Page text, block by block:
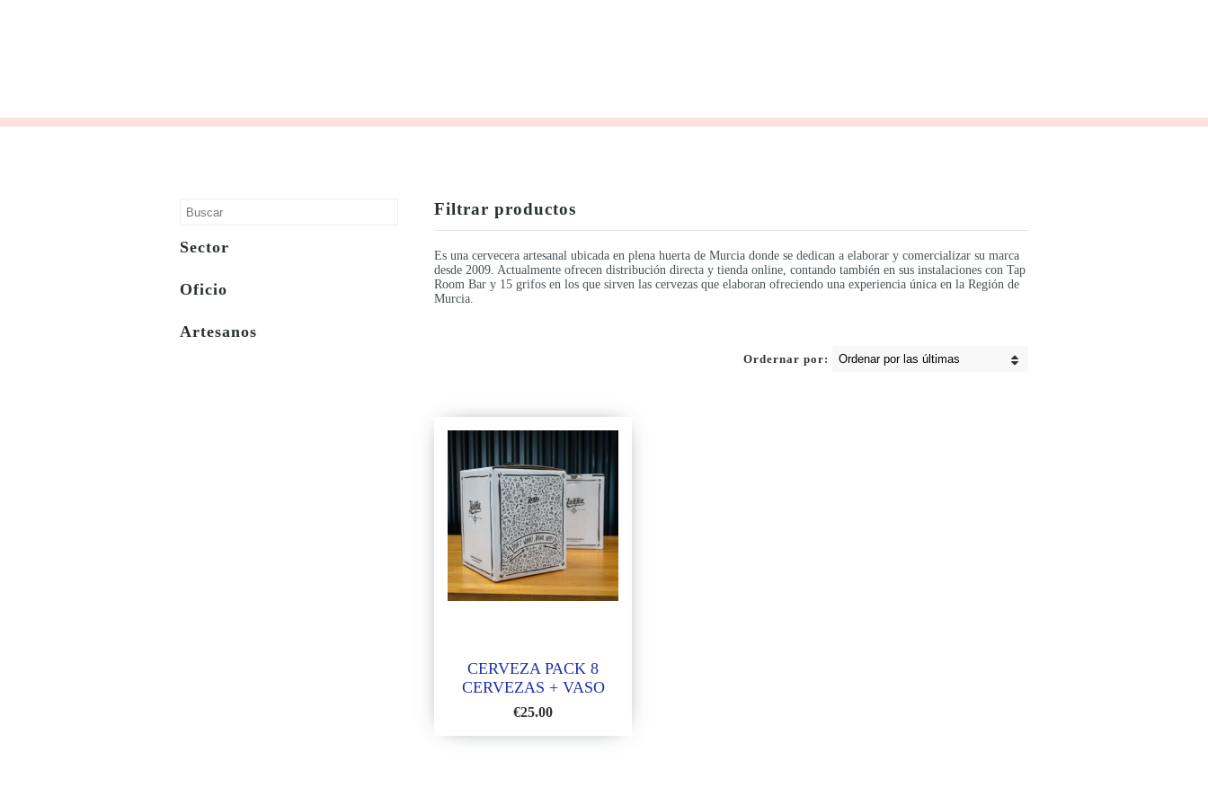
Filtrar productos
Es una cervecera artesanal ubicada en plena huerta de Murcia donde se dedican a elaborar y comercializar su marca
desde 2009. Actualmente ofrecen distribución directa y tienda online, contando también en sus instalaciones con Tap
Room Bar y 15 grifos en los que sirven las cervezas que elaboran ofreciendo una experiencia única en la Región de
Murcia.
Ordernar por:
CERVEZA PACK 8
CERVEZAS + VASO
€25.00
Sector
Oficio
Artesanos